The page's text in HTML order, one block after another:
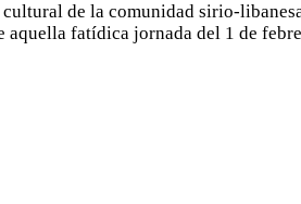
de la comunidad sirio-
fatídica jornada del 1 de